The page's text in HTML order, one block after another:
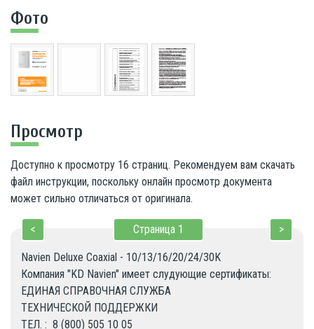
Фото
Просмотр
Доступно к просмотру 16 страниц. Рекомендуем вам скачать
файл инструкции, поскольку онлайн просмотр документа
может сильно отличаться от оригинала.
< >
Страница 1
Navien Deluxe Coaxial - 10/13/16/20/24/30K
Компания "KD Navien" имеет слудующие сертификаты:
ЕДИНАЯ СПРАВОЧНАЯ СЛУЖБА
ТЕХНИЧЕСКОЙ ПОДДЕРЖКИ
ТЕЛ. :  8 (800) 505 10 05